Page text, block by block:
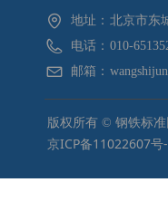
地址： 北京市东
电话： 010-
邮箱：
版权所有 © 钢铁标准
京ICP备11022607号